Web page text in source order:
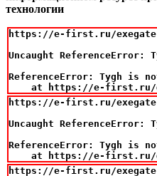
технологии
https://e-first.ru/exegate-
Uncaught ReferenceError:
ReferenceError: Tygh is
at https://e-
https://e-first.ru/exegate-
Uncaught ReferenceError:
ReferenceError: Tygh is
at https://e-
https://e-first.ru/exegate-